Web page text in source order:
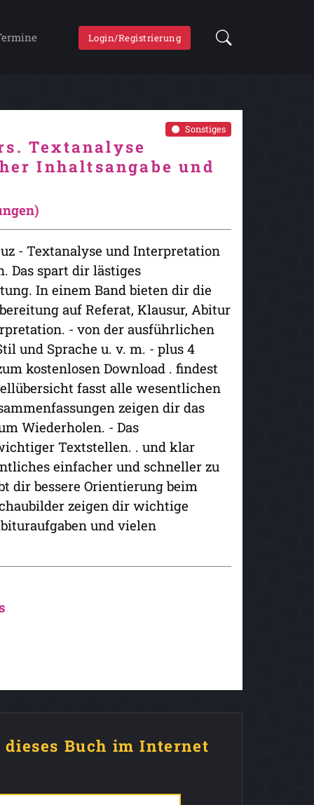
Login/Registrierung
Sonstiges
Textanalyse
Inhaltsangabe und
- Textanalyse und Interpretation
Das spart dir lästiges
In einem Band bieten dir die
auf Referat, Klausur, Abitur
- von der ausführlichen
und Sprache u. v. m. - plus 4
kostenlosen Download . findest
fasst alle wesentlichen
zeigen dir das
Wiederholen. - Das
Textstellen. . und klar
einfacher und schneller zu
dir bessere Orientierung beim
zeigen dir wichtige
und vielen
dieses Buch im Internet